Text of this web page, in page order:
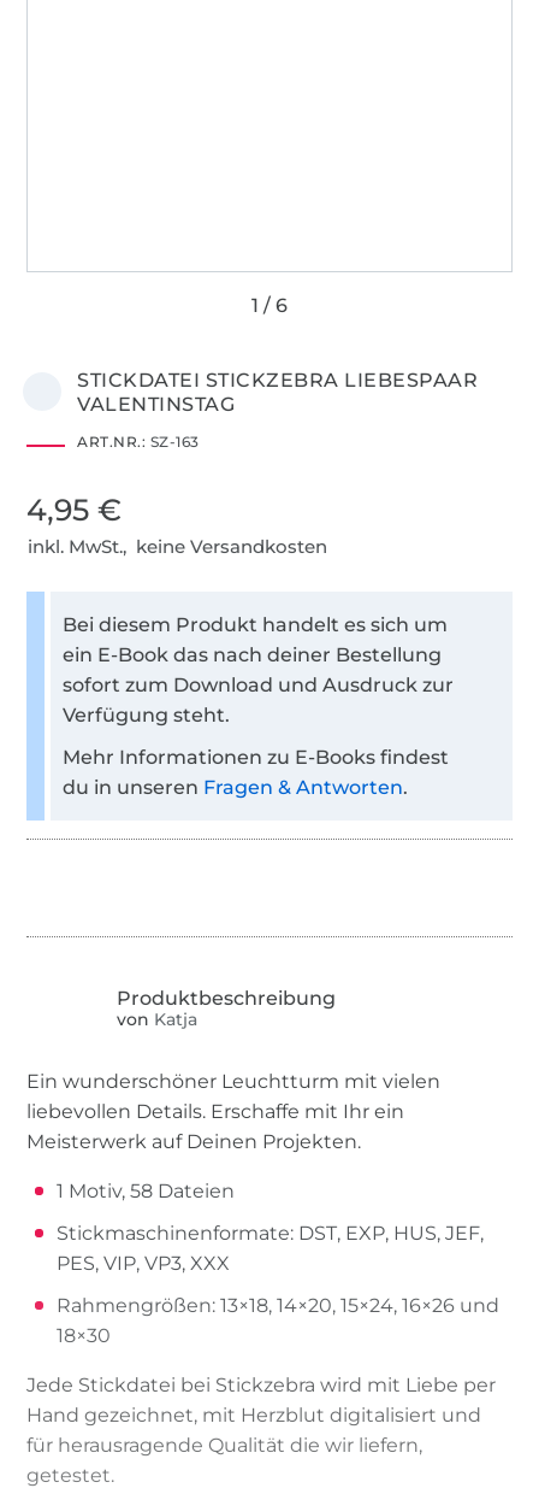
STICKDATEI STICKZEBRA LIEBESPAAR
VALENTINSTAG
ART.NR.: SZ-163
4,95 €
inkl. MwSt., keine Versandkosten
Bei diesem Produkt handelt es sich um
ein E-Book das nach deiner Bestellung
sofort zum Download und Ausdruck zur
Verfügung steht.
Mehr Informationen zu E-Books findest
du in unseren Fragen & Antworten.
von Katja
Ein wunderschöner Leuchtturm mit vielen
liebevollen Details. Erschaffe mit Ihr ein
Meisterwerk auf Deinen Projekten.
1 Motiv, 58 Dateien
Stickmaschinenformate: DST, EXP, HUS, JEF,
PES, VIP, VP3, XXX
Rahmengrößen: 13×18, 14×20, 15×24, 16×26 und
18×30
Jede Stickdatei bei Stickzebra wird mit Liebe per
Hand gezeichnet, mit Herzblut digitalisiert und
für herausragende Qualität die wir liefern,
getestet.